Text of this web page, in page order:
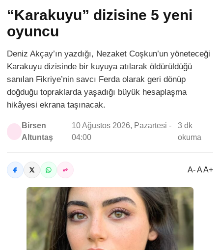
“Karakuyu” dizisine 5 yeni
oyuncu
Deniz Akçay’ın yazdığı, Nezaket Coşkun’un yöneteceği
Karakuyu dizisinde bir kuyuya atılarak öldürüldüğü
sanılan Fikriye’nin savcı Ferda olarak geri dönüp
doğduğu topraklarda yaşadığı büyük hesaplaşma
hikâyesi ekrana taşınacak.
Birsen
Altuntaş
10 Ağustos 2026, Pazartesi -
04:00
3 dk
okuma
A- A A+